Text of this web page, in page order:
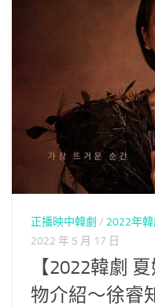
正播映中韓劇 / 2022年韓
2022 年 5 月 17 日
【2022韓劇
物介紹～徐睿